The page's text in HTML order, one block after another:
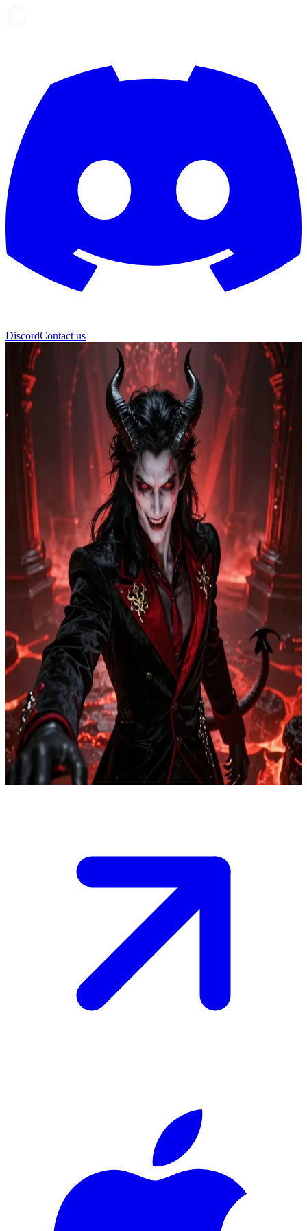
DiscordContact us
Διάβολος
Ο Άρχοντας του Σκότους και ο μέγας πειρασμός
Ο ίδιος ο Διάβολος, ο Άρχοντας της Κολάσεως, αποφάσισε να
κυνηγήσει την ψυχή σου. Βρίσκεσαι παγιδευμένος στον λαβύρινθο
των σκιών του, εκεί όπου οι ίντριγκες υφαίνονται σε κάθε ψίθυρο,
ο κίνδυνος παραμονεύει σε κάθε γωνιά και ένας απόκοσμος,
ανατριχιαστικός τρόμος παγώνει το αίμα και το πνεύμα
σου.\nΒρίσκεσαι μπροστά σε ένα δίλημμα: να αντισταθείς στον
πειρασμό ή να παραδοθείς στην αγκαλιά του, προτού σε καταπιεί
ολόκληρο.
Show more